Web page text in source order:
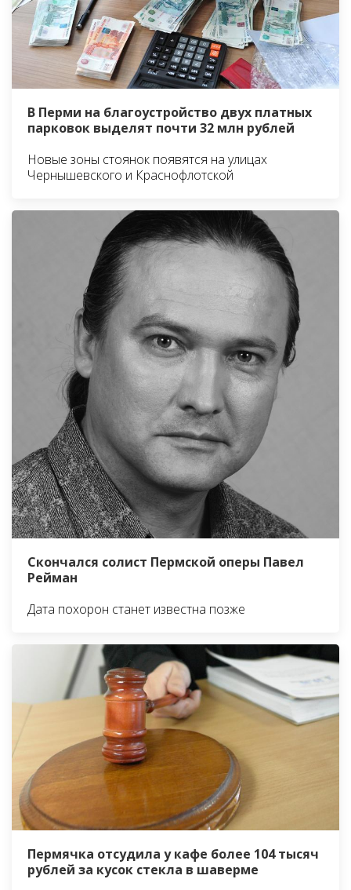
В Перми на благоустройство двух платных
парковок выделят почти 32 млн рублей
Новые зоны стоянок появятся на улицах
Чернышевского и Краснофлотской
Скончался солист Пермской оперы Павел
Рейман
Дата похорон станет известна позже
Пермячка отсудила у кафе более 104 тысяч
рублей за кусок стекла в шаверме